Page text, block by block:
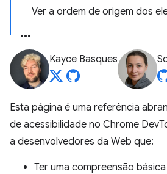
Ver a ordem de origem dos
Kayce Basques
Esta página é uma referência
de acessibilidade no Chrome
a desenvolvedores da Web que:
Ter uma compreensão